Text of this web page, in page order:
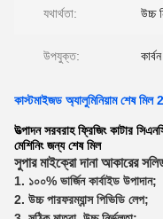
যথার্থতা: উচ্চ
উপযুক্ত:
কাস্টমাইজড অ্যালুমিনিয়াম শেষ মিল
উত্পাদন সরবরাহ ফ্রিজিং কাটার
মেশিনিং জন্য শেষ মিল
সুপার মাইক্রো দানা আকারের
1. ১০০% ভার্জিন কার্বাইড উপাদান;
2. উচ্চ পারফরম্যান্স পিভিডি লেপ;